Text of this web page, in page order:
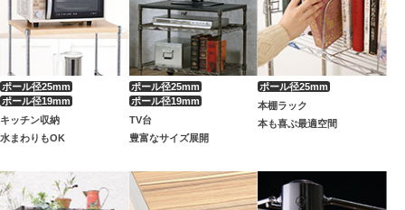
キッチン収納
水まわりもOK
TV台
豊富なサイズ展開
本棚ラック
本も喜ぶ最適空間